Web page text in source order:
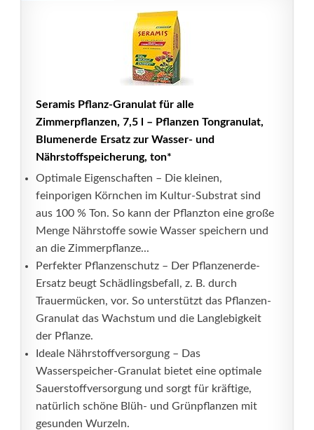
Seramis Pflanz-Granulat für alle
Zimmerpflanzen, 7,5 l – Pflanzen Tongranulat,
Blumenerde Ersatz zur Wasser- und
Nährstoffspeicherung, ton*
Optimale Eigenschaften – Die kleinen,
feinporigen Körnchen im Kultur-Substrat sind
aus 100 % Ton. So kann der Pflanzton eine große
Menge Nährstoffe sowie Wasser speichern und
an die Zimmerpflanze...
Perfekter Pflanzenschutz – Der Pflanzenerde-
Ersatz beugt Schädlingsbefall, z. B. durch
Trauermücken, vor. So unterstützt das Pflanzen-
Granulat das Wachstum und die Langlebigkeit
der Pflanze.
Ideale Nährstoffversorgung – Das
Wasserspeicher-Granulat bietet eine optimale
Sauerstoffversorgung und sorgt für kräftige,
natürlich schöne Blüh- und Grünpflanzen mit
gesunden Wurzeln.